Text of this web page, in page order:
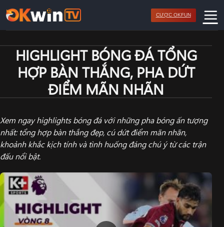
qua
nội
CƯỢC OKFUN
HIGHLIGHT BÓNG ĐÁ TỔNG
HỢP BÀN THẮNG, PHA DỨT
ĐIỂM MÃN NHÃN
Xem ngay highlights bóng đá với những pha bóng ấn tượng
nhất: tổng hợp bàn thắng đẹp, cú dứt điểm mãn nhãn,
khoảnh khắc kịch tính và tình huống đáng chú ý từ các trận
đấu nổi bật.